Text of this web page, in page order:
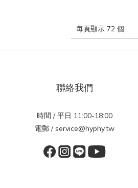
每頁顯示 72 個
聯絡我們
時間 / 平日 11:00-18:00
電郵 / service@hyphy.tw